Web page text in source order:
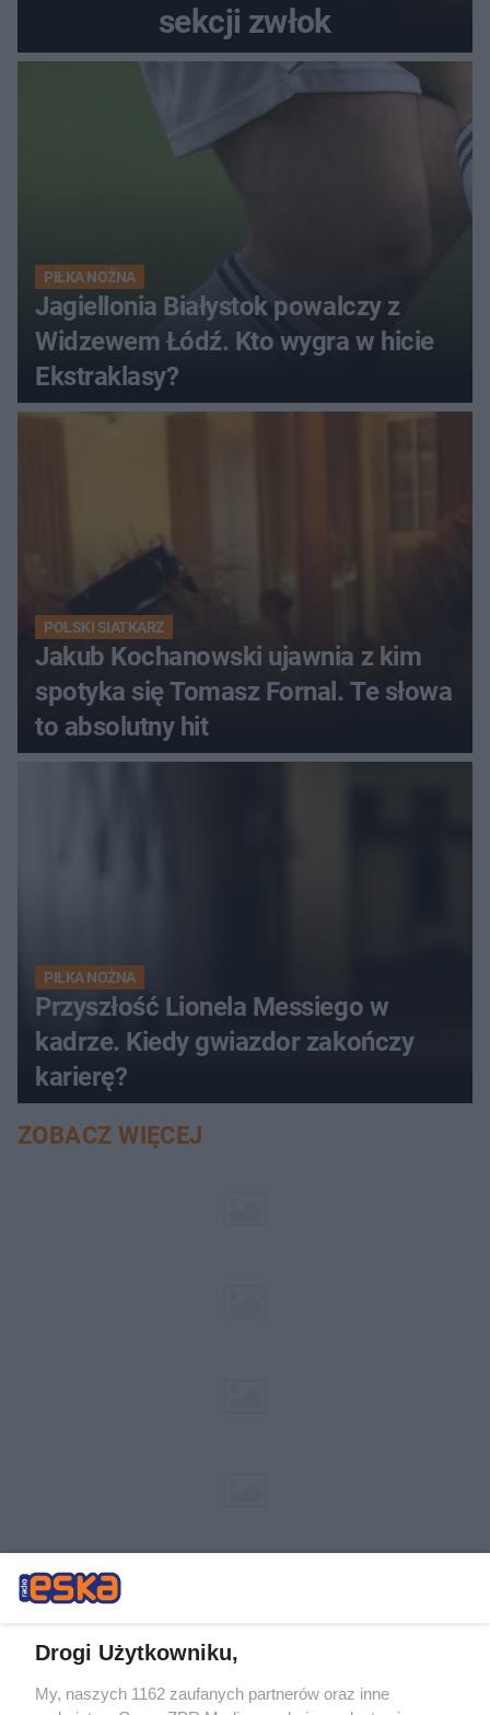
sekcji zwłok
PIŁKA NOŻNA
Jagiellonia Białystok powalczy z
Widzewem Łódź. Kto wygra w hicie
Ekstraklasy?
POLSKI SIATKARZ
Jakub Kochanowski ujawnia z kim
spotyka się Tomasz Fornal. Te słowa
to absolutny hit
PIŁKA NOŻNA
Przyszłość Lionela Messiego w
kadrze. Kiedy gwiazdor zakończy
karierę?
ZOBACZ WIĘCEJ
Drogi Użytkowniku,
My, naszych 1162 zaufanych partnerów oraz inne